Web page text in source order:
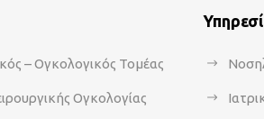
– Ογκολογικός Τομέας
Ογκολογίας